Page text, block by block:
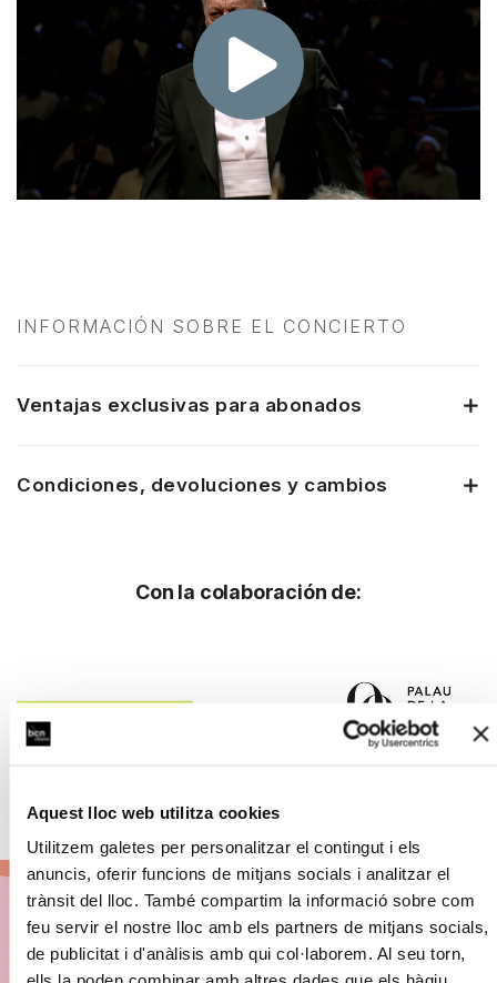
Aquest lloc web utilitza cookies
Utilitzem galetes per personalitzar el contingut i els
anuncis, oferir funcions de mitjans socials i analitzar el
trànsit del lloc. També compartim la informació sobre com
feu servir el nostre lloc amb els partners de mitjans socials,
de publicitat i d'anàlisis amb qui col·laborem. Al seu torn,
INFORMACIÓN SOBRE EL CONCIERTO
Ventajas exclusivas para abonados
Condiciones, devoluciones y cambios
Con la colaboración de:
Abónate a BCN